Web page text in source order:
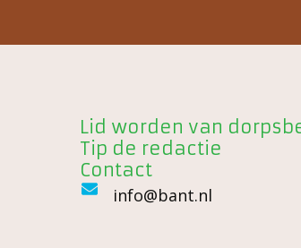
Lid worden van
Tip de redactie
Contact
info@bant.nl